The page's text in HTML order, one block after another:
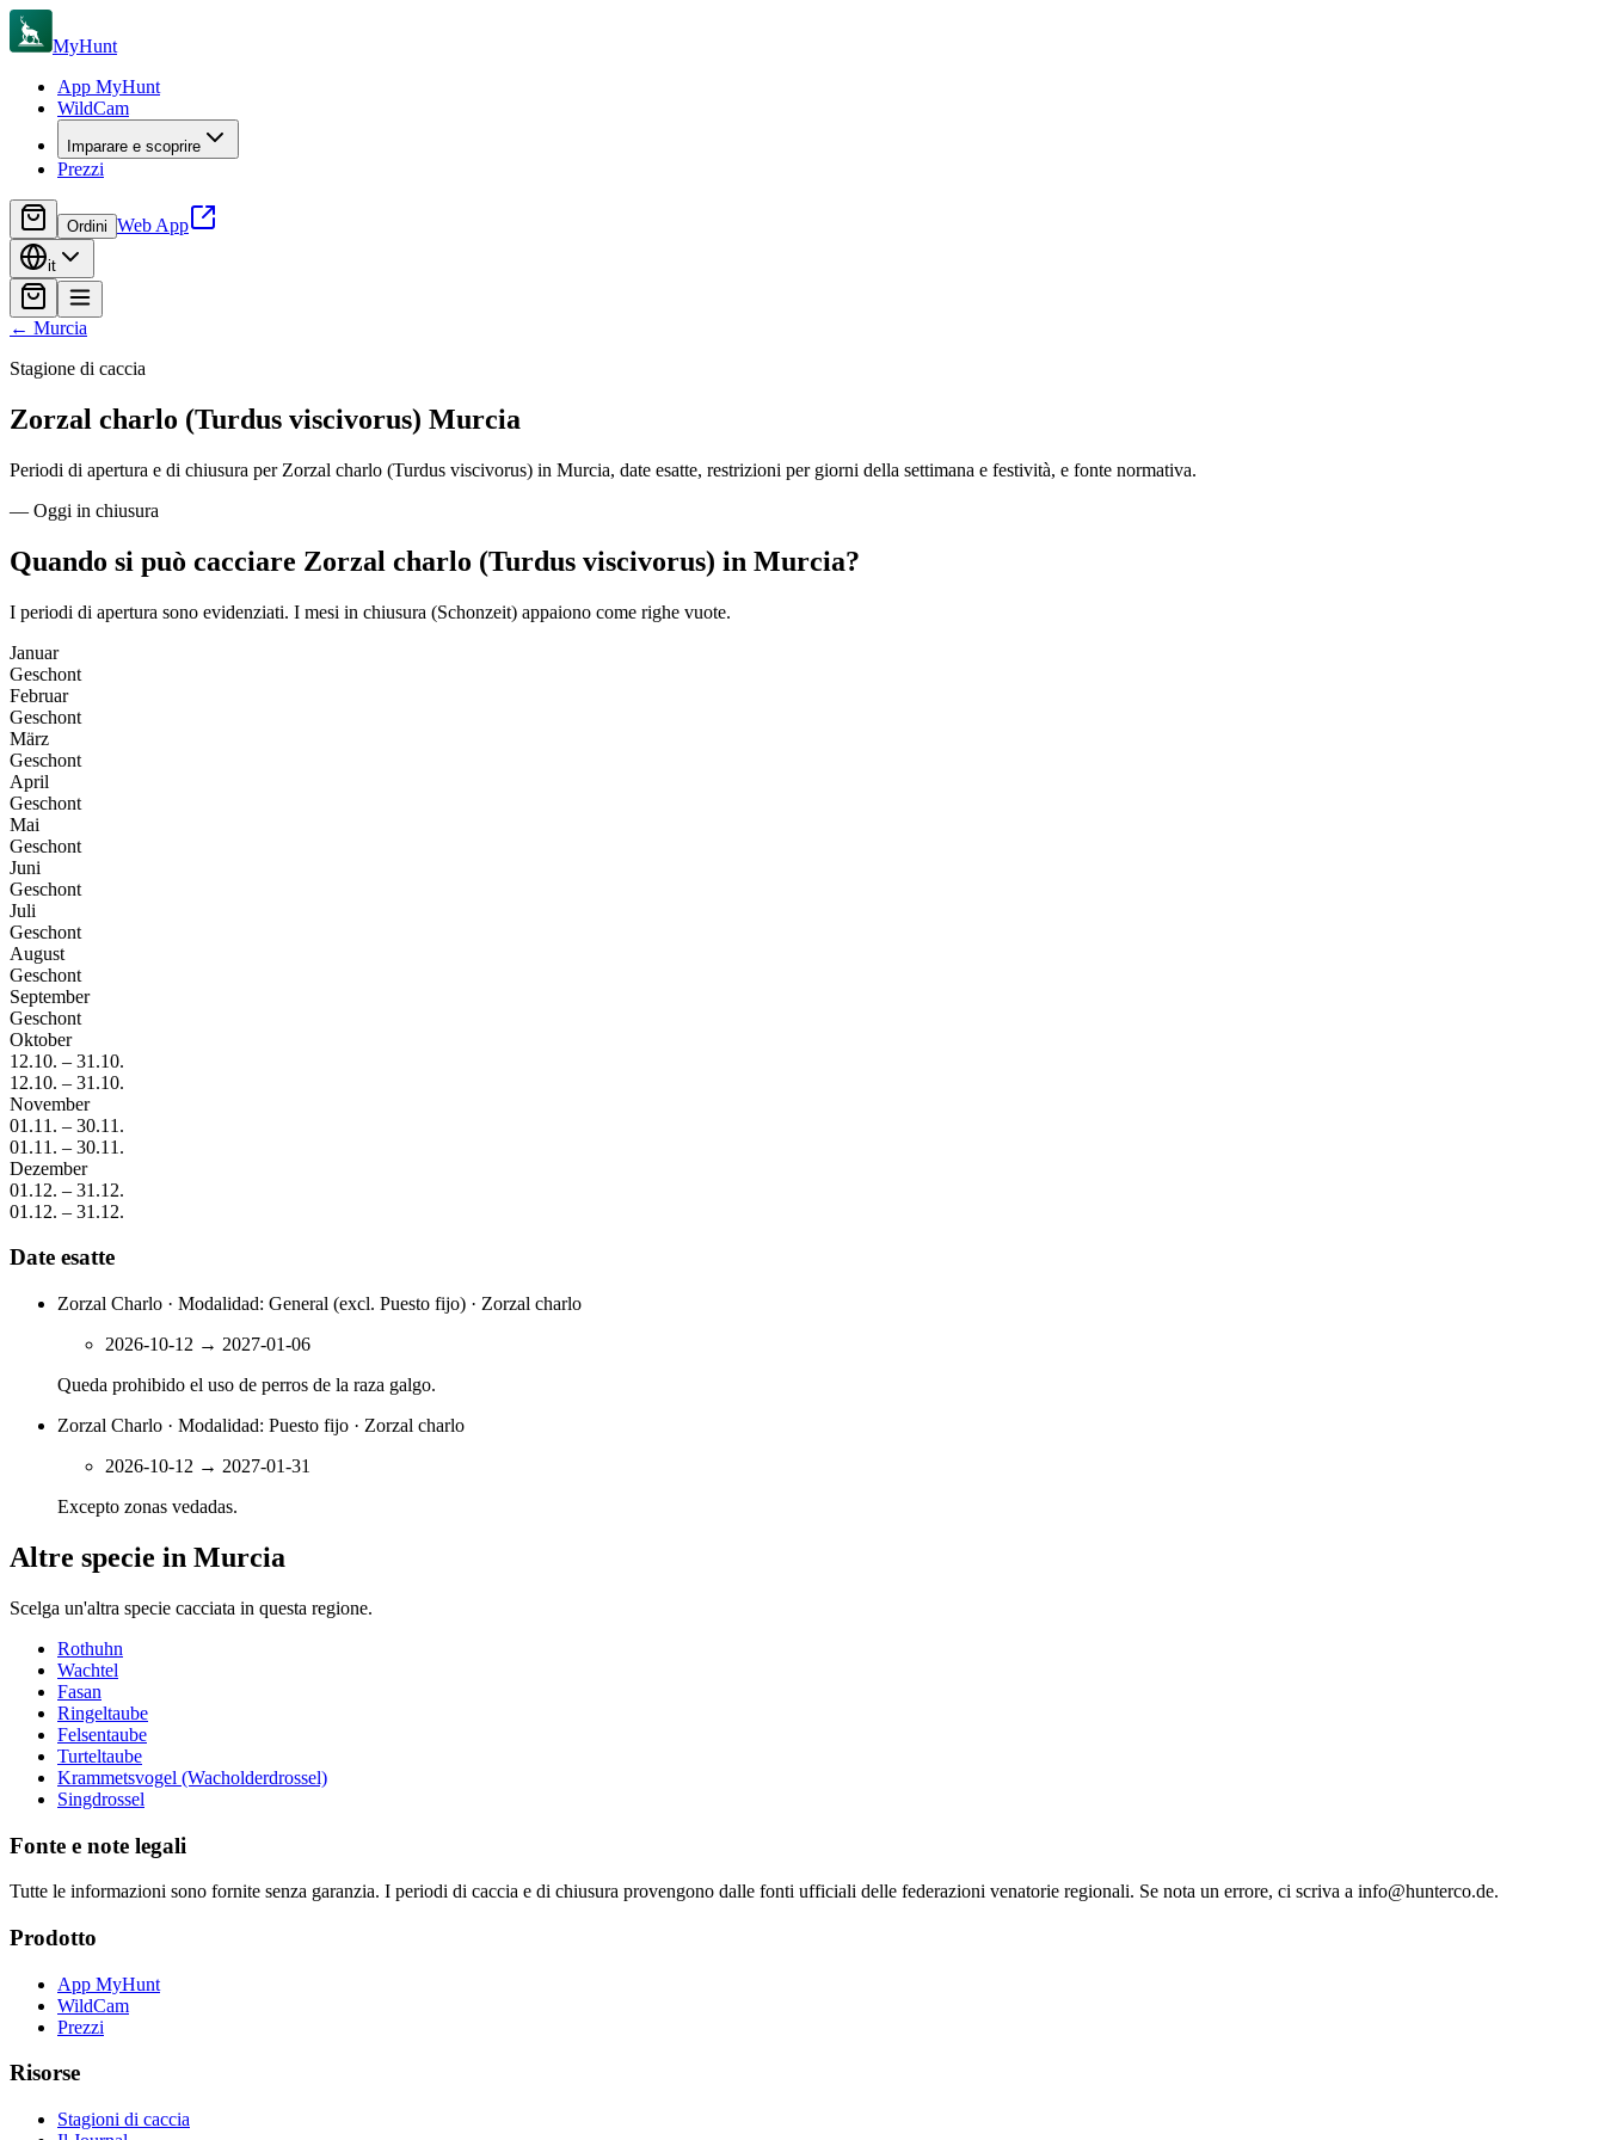
MyHunt
App MyHunt
WildCam
Imparare e scoprire
Prezzi
Ordini Web App
it
← Murcia
Stagione di caccia
Zorzal charlo (Turdus viscivorus) Murcia
Periodi di apertura e di chiusura per Zorzal charlo (Turdus viscivorus) in Murcia, date esatte, restrizioni per giorni della settimana e festività, e fonte normativa.
— Oggi in chiusura
Quando si può cacciare Zorzal charlo (Turdus viscivorus) in Murcia?
I periodi di apertura sono evidenziati. I mesi in chiusura (Schonzeit) appaiono come righe vuote.
Januar
Geschont
Februar
Geschont
März
Geschont
April
Geschont
Mai
Geschont
Juni
Geschont
Juli
Geschont
August
Geschont
September
Geschont
Oktober
12.10. – 31.10.
12.10. – 31.10.
November
01.11. – 30.11.
01.11. – 30.11.
Dezember
01.12. – 31.12.
01.12. – 31.12.
Date esatte
Zorzal Charlo · Modalidad: General (excl. Puesto fijo) · Zorzal charlo
2026-10-12 → 2027-01-06
Queda prohibido el uso de perros de la raza galgo.
Zorzal Charlo · Modalidad: Puesto fijo · Zorzal charlo
2026-10-12 → 2027-01-31
Excepto zonas vedadas.
Altre specie in Murcia
Scelga un'altra specie cacciata in questa regione.
Rothuhn
Wachtel
Fasan
Ringeltaube
Felsentaube
Turteltaube
Krammetsvogel (Wacholderdrossel)
Singdrossel
Fonte e note legali
Tutte le informazioni sono fornite senza garanzia. I periodi di caccia e di chiusura provengono dalle fonti ufficiali delle federazioni venatorie regionali. Se nota un errore, ci scriva a info@hunterco.de.
Prodotto
App MyHunt
WildCam
Prezzi
Risorse
Stagioni di caccia